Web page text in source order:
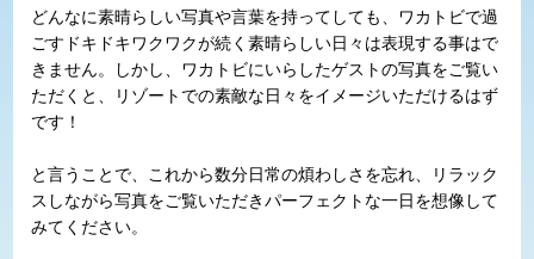
どんなに素晴らしい写真や言葉を持ってしても、ワカトビで過
ごすドキドキワクワクが続く素晴らしい日々は表現する事はで
きません。しかし、ワカトビにいらしたゲストの写真をご覧い
ただくと、リゾートでの素敵な日々をイメージいただけるはず
です！
と言うことで、これから数分日常の煩わしさを忘れ、リラック
スしながら写真をご覧いただきパーフェクトな一日を想像して
みてください。